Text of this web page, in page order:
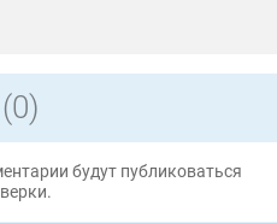
(0)
будут публиковаться